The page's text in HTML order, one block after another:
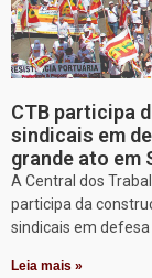
CTB participa
sindicais em
grande ato em
A Central dos
participa da
sindicais em defesa
Leia mais »